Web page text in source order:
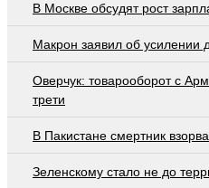
В Москве обсудят рост
Макрон заявил об усилении
Оверчук: товарооборот с
трети
В Пакистане смертник
Зеленскому стало не до